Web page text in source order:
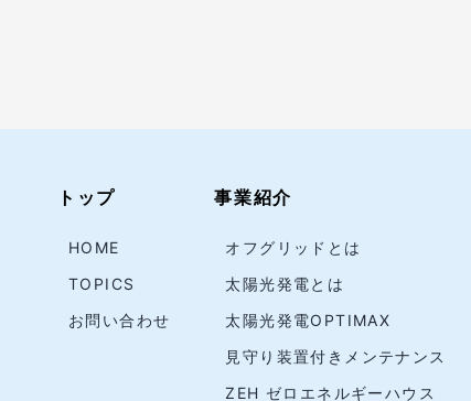
トップ
HOME
TOPICS
お問い合わせ
事業紹介
オフグリッドとは
太陽光発電とは
太陽光発電OPTIMAX
見守り装置付きメンテナンス
ZEH ゼロエネルギーハウス